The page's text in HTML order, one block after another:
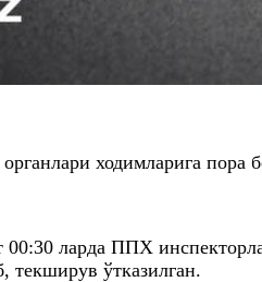
органлари ходимларига
ларда ППХ
текширув ўтказилган.